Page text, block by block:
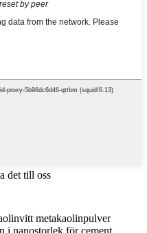
det till oss